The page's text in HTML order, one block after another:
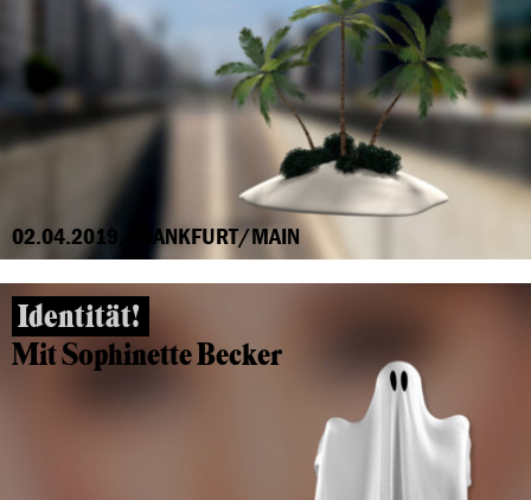
02.04.2019, FRANKFURT/MAIN
Identität!
Mit Sophinette Becker